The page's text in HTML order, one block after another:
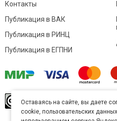
Контакты
Публикация в ВАК
Публикация в РИНЦ
Публикация в ЕГПНИ
произведение
Commons
Оставаясь на сайте, вы даете
cookie, пользовательских